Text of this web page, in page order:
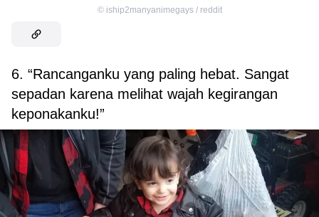
© iship2manyanimegays / reddit
6. “Rancanganku yang paling hebat. Sangat
sepadan karena melihat wajah kegirangan
keponakanku!”